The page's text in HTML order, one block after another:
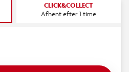
CLICK&COLLECT
Afhent efter 1 time